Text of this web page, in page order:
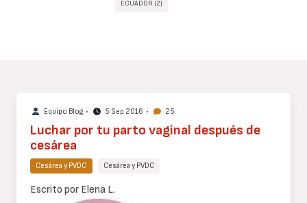
ECUADOR (2)
Equipo Blog • 5 Sep 2016 • 25
Luchar por tu parto vaginal después de
cesárea
Cesárea y PVDC Cesárea y PVDC
Cuerpo
Escrito por Elena L.